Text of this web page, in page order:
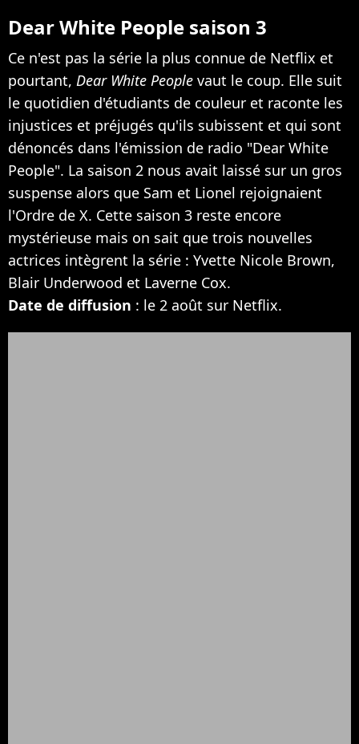
Dear White People saison 3
Ce n'est pas la série la plus connue de Netflix et
pourtant, Dear White People vaut le coup. Elle suit
le quotidien d'étudiants de couleur et raconte les
injustices et préjugés qu'ils subissent et qui sont
dénoncés dans l'émission de radio "Dear White
People". La saison 2 nous avait laissé sur un gros
suspense alors que Sam et Lionel rejoignaient
l'Ordre de X. Cette saison 3 reste encore
mystérieuse mais on sait que trois nouvelles
actrices intègrent la série : Yvette Nicole Brown,
Blair Underwood et Laverne Cox.
Date de diffusion : le 2 août sur Netflix.